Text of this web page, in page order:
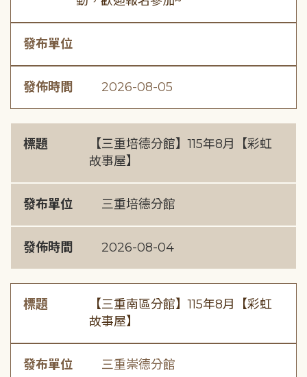
發布單位
發佈時間 2026-08-05
標題
【三重培德分館】115年8月【彩虹
故事屋】
發布單位 三重培德分館
發佈時間 2026-08-04
標題
【三重南區分館】115年8月【彩虹
故事屋】
發布單位 三重崇德分館